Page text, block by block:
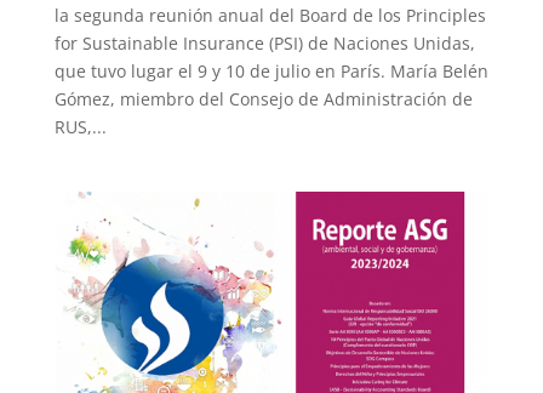
la segunda reunión anual del Board de los Principles
for Sustainable Insurance (PSI) de Naciones Unidas,
que tuvo lugar el 9 y 10 de julio en París. María Belén
Gómez, miembro del Consejo de Administración de
RUS,...